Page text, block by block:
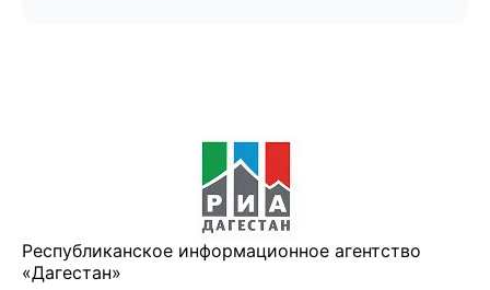
Республиканское информационное агентство
«Дагестан»